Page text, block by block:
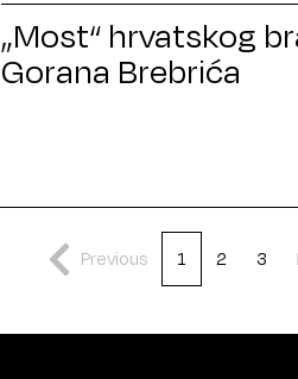
„Most“ hrvatskog
Gorana Brebrića
Previous 1 2 3